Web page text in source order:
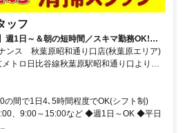
ッフ
週1日～＆朝の短時間／スキマ勤務OK!接
・初パートにもピッタリ★簡単もくもくお
ンス 秋葉原昭和通り口店(秋葉原エリア)
トロ日比谷線秋葉原駅昭和通り口より徒
間で1日4､5時間程度でOK(シフト制)
、9:00～15:00など ◆週1日～OK ◆平日